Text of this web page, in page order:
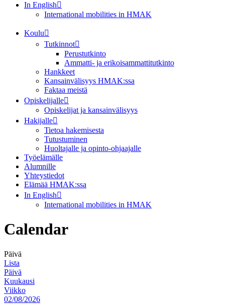
In English
International mobilities in HMAK
Koulu
Tutkinnot
Perustutkinto
Ammatti- ja erikoisammattitutkinto
Hankkeet
Kansainvälisyys HMAK:ssa
Faktaa meistä
Opiskelijalle
Opiskelijat ja kansainvälisyys
Hakijalle
Tietoa hakemisesta
Tutustuminen
Huoltajalle ja opinto-ohjaajalle
Työelämälle
Alumnille
Yhteystiedot
Elämää HMAK:ssa
In English
International mobilities in HMAK
Calendar
Päivä
Lista
Päivä
Kuukausi
Viikko
02/08/2026